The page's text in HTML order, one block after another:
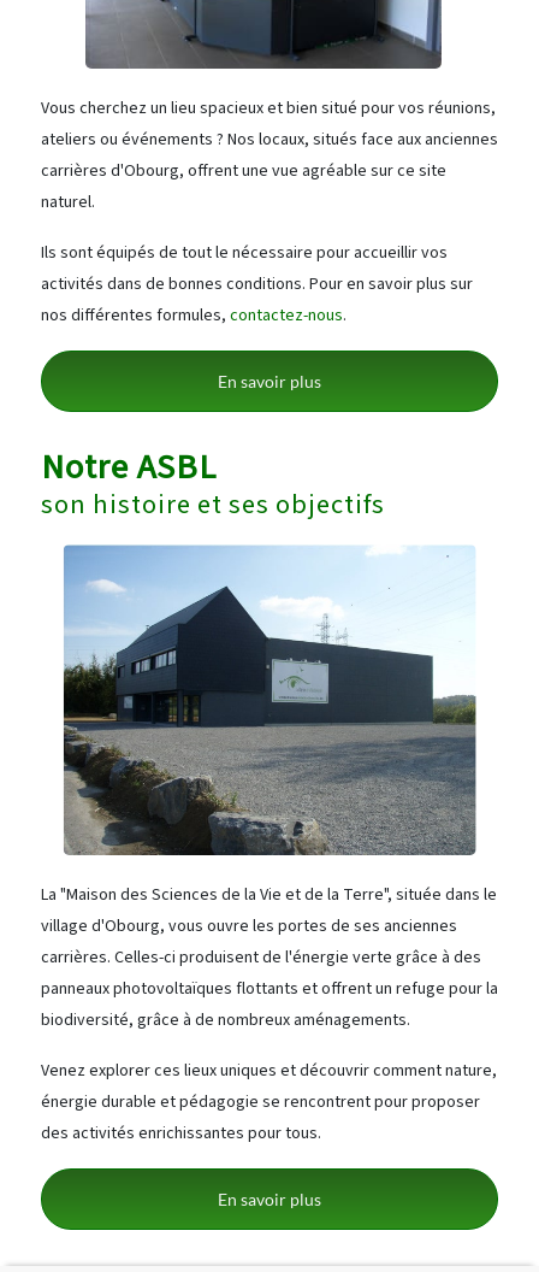
Vous cherchez un lieu spacieux et bien situé pour vos réunions,
ateliers ou événements ? Nos locaux, situés face aux anciennes
carrières d'Obourg, offrent une vue agréable sur ce site
naturel.
Ils sont équipés de tout le nécessaire pour accueillir vos
activités dans de bonnes conditions. Pour en savoir plus sur
nos différentes formules, contactez-nous.
En savoir plus
Notre ASBL
son histoire et ses objectifs
La "Maison des Sciences de la Vie et de la Terre", située dans le
village d'Obourg, vous ouvre les portes de ses anciennes
carrières. Celles-ci produisent de l'énergie verte grâce à des
panneaux photovoltaïques flottants et offrent un refuge pour la
biodiversité, grâce à de nombreux aménagements.
Venez explorer ces lieux uniques et découvrir comment nature,
énergie durable et pédagogie se rencontrent pour proposer
des activités enrichissantes pour tous.
En savoir plus